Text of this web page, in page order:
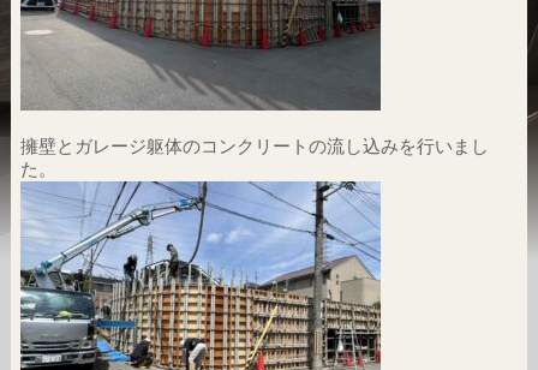
擁壁とガレージ躯体のコンクリートの流し込みを行いまし
た。